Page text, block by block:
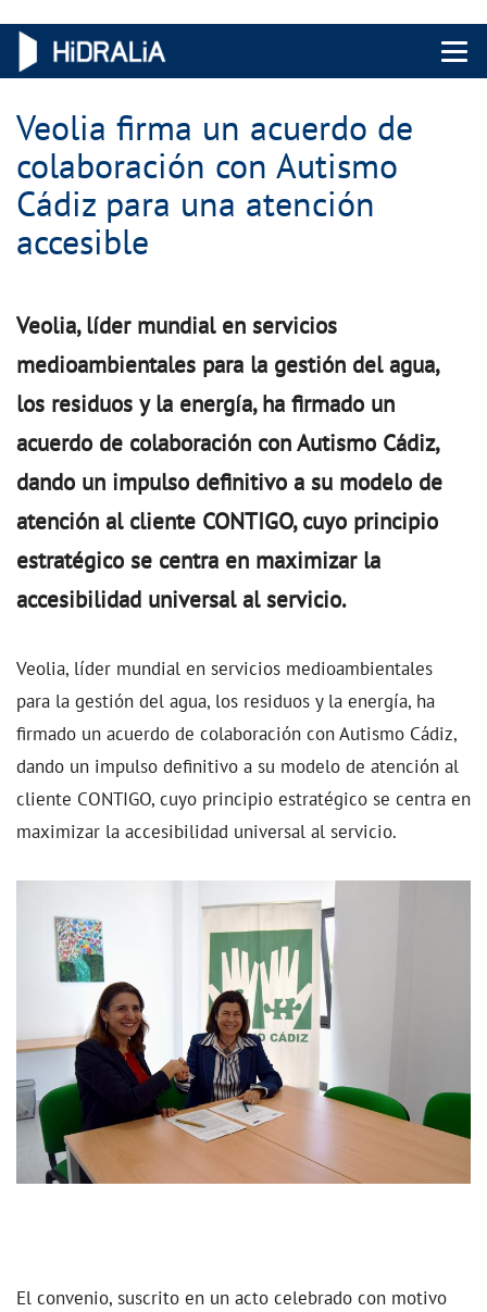
Menu
Veolia firma un acuerdo de
colaboración con Autismo
Cádiz para una atención
accesible
Veolia, líder mundial en servicios
medioambientales para la gestión del agua,
los residuos y la energía, ha firmado un
acuerdo de colaboración con Autismo Cádiz,
dando un impulso definitivo a su modelo de
atención al cliente CONTIGO, cuyo principio
estratégico se centra en maximizar la
accesibilidad universal al servicio.
Veolia, líder mundial en servicios medioambientales
para la gestión del agua, los residuos y la energía, ha
firmado un acuerdo de colaboración con Autismo Cádiz,
dando un impulso definitivo a su modelo de atención al
cliente CONTIGO, cuyo principio estratégico se centra en
maximizar la accesibilidad universal al servicio.
El convenio, suscrito en un acto celebrado con motivo